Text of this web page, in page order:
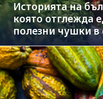
Историята на
която отглежда
полезни чушки в